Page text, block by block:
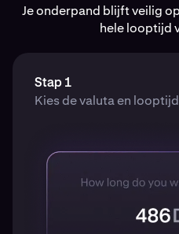
Je onderpand blijft veilig
hele looptijd
Stap 1
Kies de valuta en